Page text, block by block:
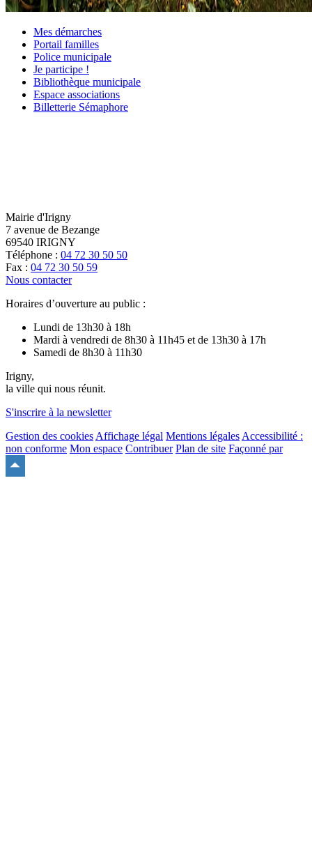
Mes démarches
Portail familles
Police municipale
Je participe !
Bibliothèque municipale
Espace associations
Billetterie Sémaphore
Mairie d'Irigny
7 avenue de Bezange
69540 IRIGNY
Téléphone : 04 72 30 50 50
Fax : 04 72 30 50 59
Nous contacter
Horaires d’ouverture au public :
Lundi de 13h30 à 18h
Mardi à vendredi de 8h30 à 11h45 et de 13h30 à 17h
Samedi de 8h30 à 11h30
Irigny,
la ville qui nous réunit.
S'inscrire à la newsletter
Gestion des cookiesAffichage légal Mentions légalesAccessibilité :
non conforme Mon espace Contribuer Plan de site Façonné par